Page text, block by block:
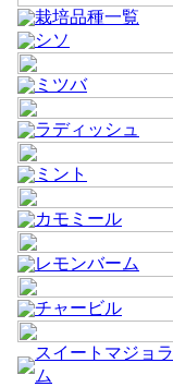
栽培品種一覧
シソ
ミツバ
ラディッシュ
ミント
カモミール
レモンバーム
チャービル
スイートマジョラ
ム